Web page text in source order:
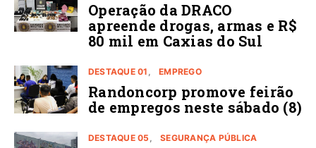
Operação da DRACO
apreende drogas, armas e R$
80 mil em Caxias do Sul
DESTAQUE 01 EMPREGO
Randoncorp promove feirão
de empregos neste sábado (8)
DESTAQUE 05 SEGURANÇA PÚBLICA